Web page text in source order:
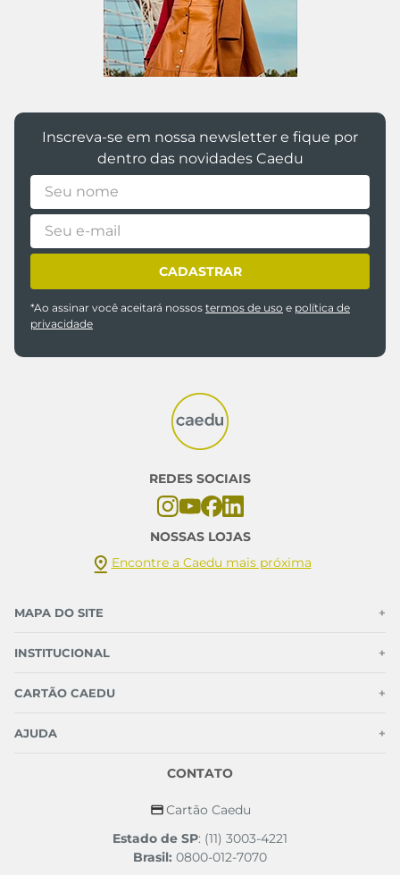
Inscreva-se em nossa newsletter e fique por
dentro das novidades Caedu
CADASTRAR
*Ao assinar você aceitará nossos termos de uso e política de
privacidade
REDES SOCIAIS
NOSSAS LOJAS
Encontre a Caedu mais próxima
MAPA DO SITE +
INSTITUCIONAL +
CARTÃO CAEDU +
AJUDA +
CONTATO
Cartão Caedu
Estado de SP: (11) 3003-4221
Brasil: 0800-012-7070